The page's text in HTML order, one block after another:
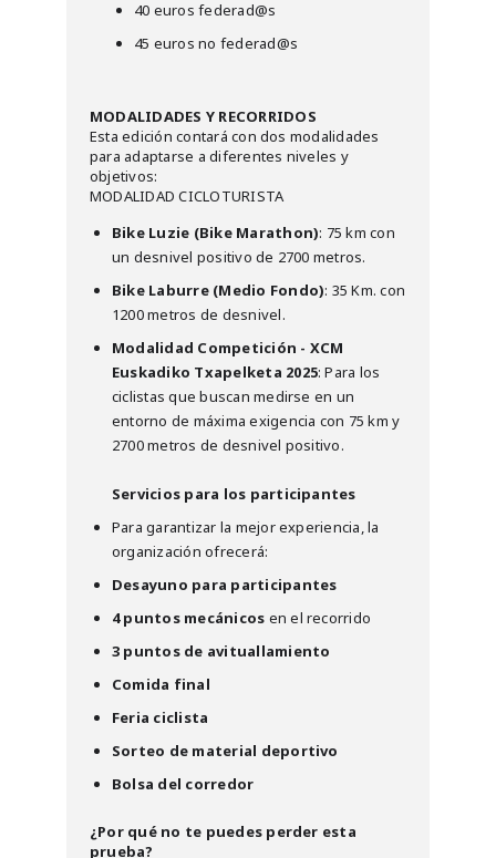
40 euros federad@s
45 euros no federad@s
MODALIDADES Y RECORRIDOS
Esta edición contará con dos modalidades
para adaptarse a diferentes niveles y
objetivos:
MODALIDAD CICLOTURISTA
Bike Luzie (Bike Marathon): 75 km con
un desnivel positivo de 2700 metros.
Bike Laburre (Medio Fondo): 35 Km. con
1200 metros de desnivel.
Modalidad Competición - XCM
Euskadiko Txapelketa 2025: Para los
ciclistas que buscan medirse en un
entorno de máxima exigencia con 75 km y
2700 metros de desnivel positivo.
Servicios para los participantes
Para garantizar la mejor experiencia, la
organización ofrecerá:
Desayuno para participantes
4 puntos mecánicos en el recorrido
3 puntos de avituallamiento
Comida final
Feria ciclista
Sorteo de material deportivo
Bolsa del corredor
¿Por qué no te puedes perder esta
prueba?